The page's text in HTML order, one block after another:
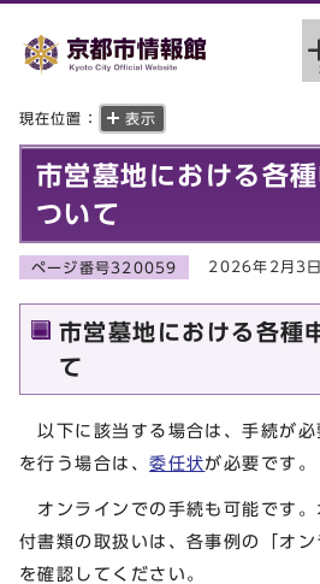
現在位置： 表示
市営墓地における各
ついて
ページ番号320059 2026年2月3日
市営墓地における各種
て
以下に該当する場合は、手続が必
を行う場合は、委任状が必要です。
オンラインでの手続も可能です。
付書類の取扱いは、各事例の「オン
を確認してください。